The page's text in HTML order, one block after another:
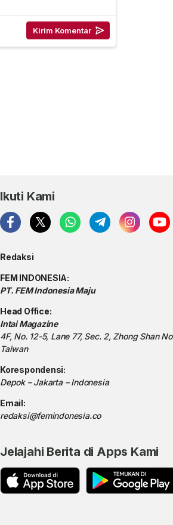
Ikuti Kami
Redaksi
FEM INDONESIA:
PT. FEM Indonesia Maju
Head Office:
Intai Magazine
4F, No. 12-5, Lane 77, Sec. 2, Zhong Shan
Taiwan
Korespondensi:
Depok – Jakarta – Indonesia
Email:
redaksi@femindonesia.co
Jelajahi Berita di Apps Kami